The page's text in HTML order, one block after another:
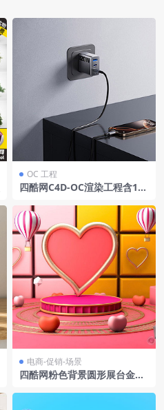
OC 工程
四酷网C4D-OC渲染工程含120
据线墙面插座黑色柜体渐变背
景墙
电商-促销-场景
四酷网粉色背景圆形展台金色